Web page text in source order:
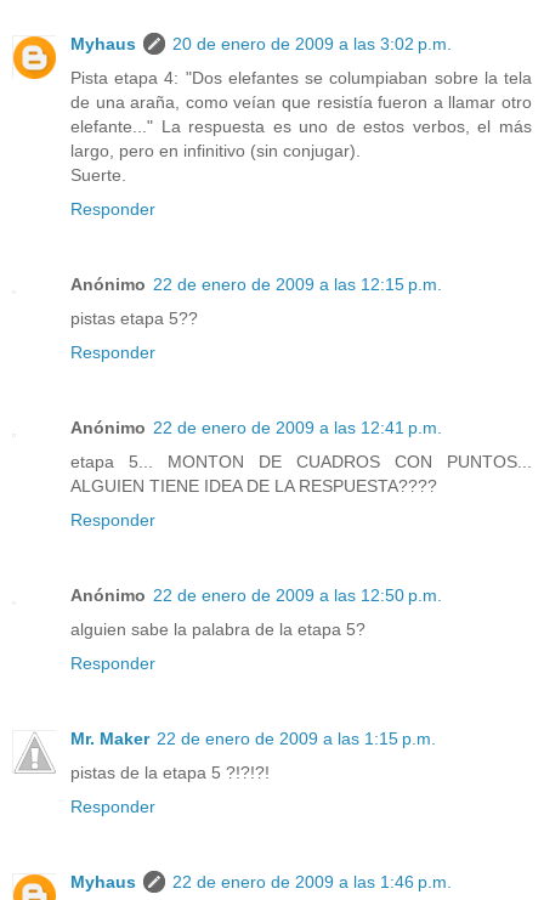
Myhaus
20 de enero de 2009 a las 3:02 p.m.
Pista etapa 4: "Dos elefantes se columpiaban sobre la tela
de una araña, como veían que resistía fueron a llamar otro
elefante..." La respuesta es uno de estos verbos, el más
largo, pero en infinitivo (sin conjugar).
Suerte.
Responder
Anónimo 22 de enero de 2009 a las 12:15 p.m.
pistas etapa 5??
Responder
Anónimo 22 de enero de 2009 a las 12:41 p.m.
etapa 5... MONTON DE CUADROS CON PUNTOS...
ALGUIEN TIENE IDEA DE LA RESPUESTA????
Responder
Anónimo 22 de enero de 2009 a las 12:50 p.m.
alguien sabe la palabra de la etapa 5?
Responder
Mr. Maker 22 de enero de 2009 a las 1:15 p.m.
pistas de la etapa 5 ?!?!?!
Responder
Myhaus
22 de enero de 2009 a las 1:46 p.m.